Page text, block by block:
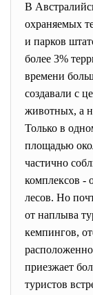
В
охраняемых
и парков
более 3%
времени
создавали с
животных, а
Только в
площадью
частично
комплексов -
лесов. Но
от наплыва
кемпингов,
приезжает
туристов